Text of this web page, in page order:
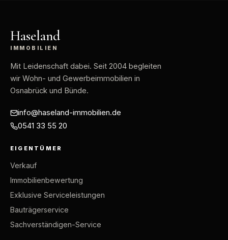
Haseland
IMMOBILIEN
Mit Leidenschaft dabei. Seit 2004 begleiten
wir Wohn- und Gewerbeimmobilien in
Osnabrück und Bünde.
info@haseland-immobilien.de
0541 33 55 20
EIGENTÜMER
Verkauf
Immobilienbewertung
Exklusive Serviceleistungen
Bauträgerservice
Sachverständigen-Service